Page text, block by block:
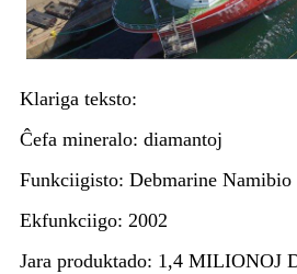
Klariga teksto:
Ĉefa mineralo: diamantoj
Funkciigisto: Debmarine Namibio
Ekfunkciigo: 2002
Jara produktado: 1,4 MILIONOJ